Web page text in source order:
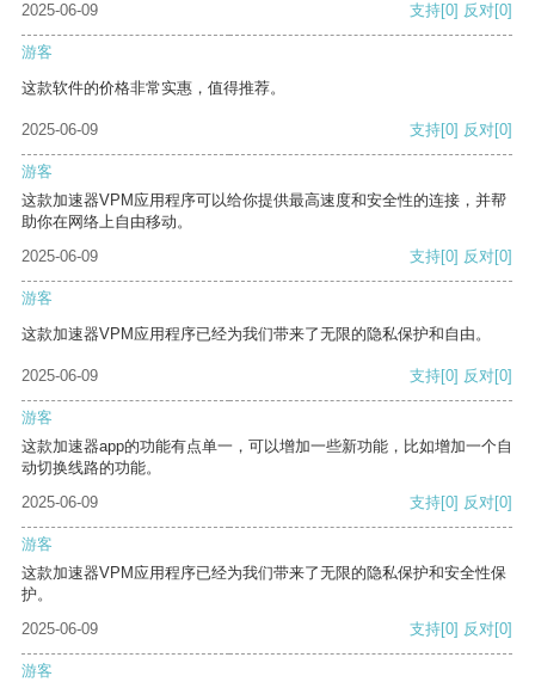
2025-06-09 支持[0] 反对[0]
游客
这款软件的价格非常实惠，值得推荐。
2025-06-09 支持[0] 反对[0]
游客
这款加速器VPM应用程序可以给你提供最高速度和安全性的连接，并帮
助你在网络上自由移动。
2025-06-09
支持[0] 反对[0]
游客
这款加速器VPM应用程序已经为我们带来了无限的隐私保护和自由。
2025-06-09 支持[0] 反对[0]
游客
这款加速器app的功能有点单一，可以增加一些新功能，比如增加一个自
动切换线路的功能。
2025-06-09
支持[0] 反对[0]
游客
这款加速器VPM应用程序已经为我们带来了无限的隐私保护和安全性保
护。
2025-06-09
支持[0] 反对[0]
游客